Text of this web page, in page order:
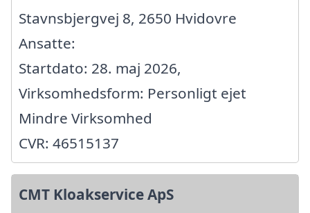
Stavnsbjergvej 8, 2650 Hvidovre
Ansatte:
Startdato: 28. maj 2026,
Virksomhedsform: Personligt ejet
Mindre Virksomhed
CVR: 46515137
CMT Kloakservice ApS